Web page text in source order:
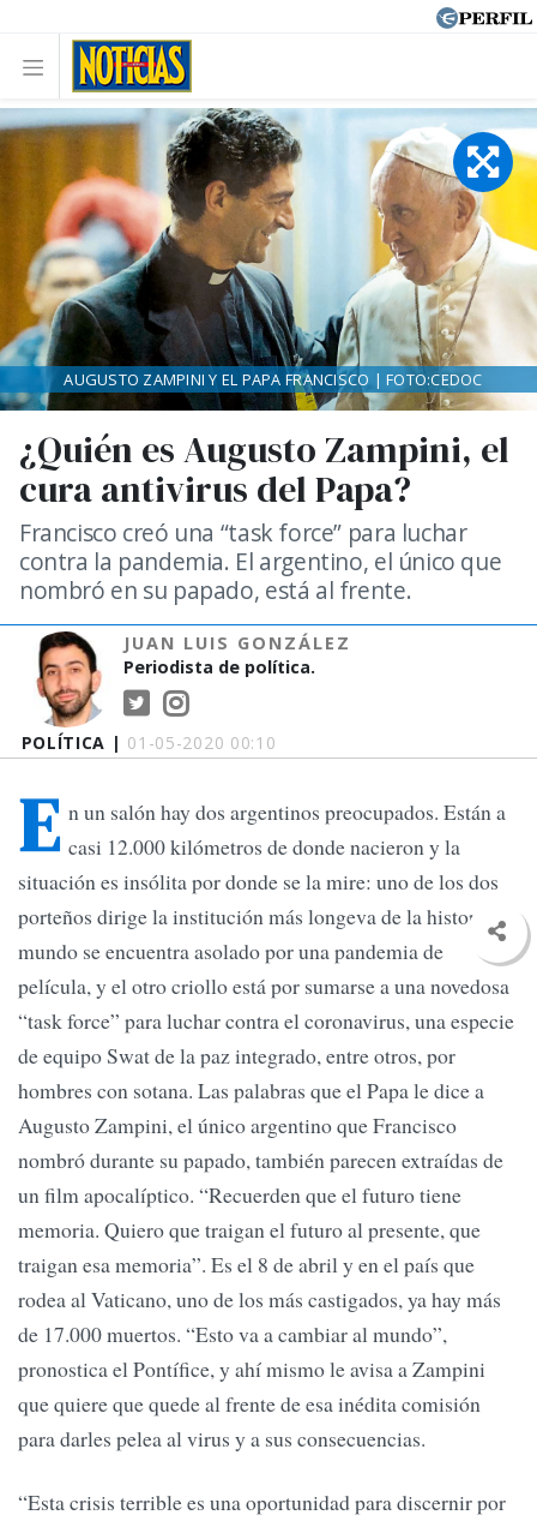
POLÍTICA | 01-05-2020 00:10
¿Quién es Augusto Zampini, el
cura antivirus del Papa?
Francisco creó una “task force” para luchar
contra la pandemia. El argentino, el único que
nombró en su papado, está al frente.
JUAN LUIS GONZÁLEZ
Periodista de política.
AUGUSTO ZAMPINI Y EL PAPA FRANCISCO | FOTO:CEDOC
E n un salón hay dos argentinos preocupados. Están a
casi 12.000 kilómetros de donde nacieron y la
situación es insólita por donde se la mire: uno de los dos
porteños dirige la institución más longeva de la historia, el
mundo se encuentra asolado por una pandemia de
película, y el otro criollo está por sumarse a una novedosa
“task force” para luchar contra el coronavirus, una especie
de equipo Swat de la paz integrado, entre otros, por
hombres con sotana. Las palabras que el Papa le dice a
Augusto Zampini, el único argentino que Francisco
nombró durante su papado, también parecen extraídas de
un film apocalíptico. “Recuerden que el futuro tiene
memoria. Quiero que traigan el futuro al presente, que
traigan esa memoria”. Es el 8 de abril y en el país que
rodea al Vaticano, uno de los más castigados, ya hay más
de 17.000 muertos. “Esto va a cambiar al mundo”,
pronostica el Pontífice, y ahí mismo le avisa a Zampini
que quiere que quede al frente de esa inédita comisión
para darles pelea al virus y a sus consecuencias.
“Esta crisis terrible es una oportunidad para discernir por